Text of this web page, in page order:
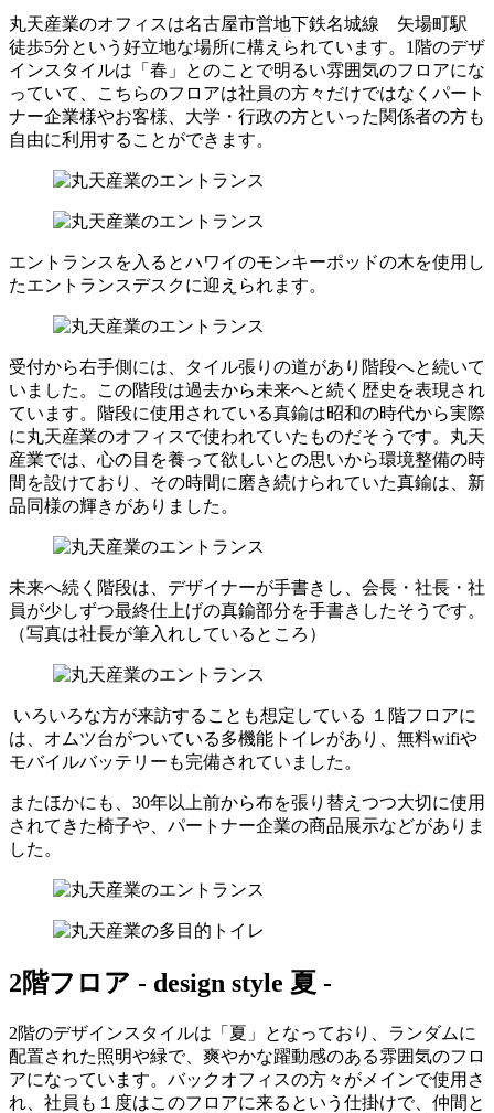
丸天産業のオフィスは名古屋市営地下鉄名城線 矢場町駅
徒歩5分という好立地な場所に構えられています。1階のデザ
インスタイルは「春」とのことで明るい雰囲気のフロアにな
っていて、こちらのフロアは社員の方々だけではなくパート
ナー企業様やお客様、大学・行政の方といった関係者の方も
自由に利用することができます。
エントランスを入るとハワイのモンキーポッドの木を使用し
たエントランスデスクに迎えられます。
受付から右手側には、タイル張りの道があり階段へと続いて
いました。この階段は過去から未来へと続く歴史を表現され
ています。階段に使用されている真鍮は昭和の時代から実際
に丸天産業のオフィスで使われていたものだそうです。丸天
産業では、心の目を養って欲しいとの思いから環境整備の時
間を設けており、その時間に磨き続けられていた真鍮は、新
品同様の輝きがありました。
未来へ続く階段は、デザイナーが手書きし、会長・社長・社
員が少しずつ最終仕上げの真鍮部分を手書きしたそうです。
（写真は社長が筆入れしているところ）
いろいろな方が来訪することも想定している １階フロアに
は、オムツ台がついている多機能トイレがあり、無料wifiや
モバイルバッテリーも完備されていました。
またほかにも、30年以上前から布を張り替えつつ大切に使用
されてきた椅子や、パートナー企業の商品展示などがありま
した。
2階フロア - design style 夏 -
2階のデザインスタイルは「夏」となっており、ランダムに
配置された照明や緑で、爽やかな躍動感のある雰囲気のフロ
アになっています。バックオフィスの方々がメインで使用さ
れ、社員も１度はこのフロアに来るという仕掛けで、仲間と